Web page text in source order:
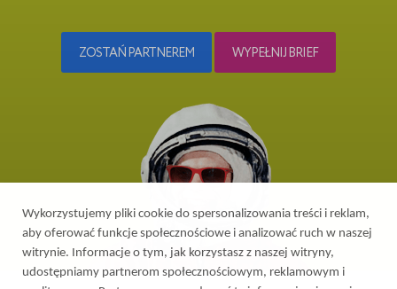
ZOSTAŃ PARTNEREM WYPEŁNIJ BRIEF
Wykorzystujemy pliki cookie do spersonalizowania treści i reklam,
aby oferować funkcje społecznościowe i analizować ruch w naszej
witrynie. Informacje o tym, jak korzystasz z naszej witryny,
udostępniamy partnerom społecznościowym, reklamowym i